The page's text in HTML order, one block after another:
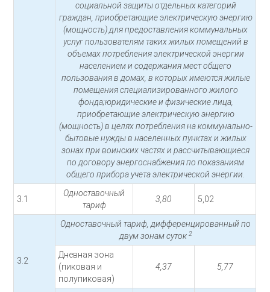
социальной защиты отдельных категорий
граждан, приобретающие электрическую энергию
(мощность) для предоставления коммунальных
услуг пользователям таких жилых помещений в
объемах потребления электрической энергии
населением и содержания мест общего
пользования в домах, в которых имеются жилые
помещения специализированного жилого
фонда;юридические и физические лица,
приобретающие электрическую энергию
(мощность) в целях потребления на коммунально-
бытовые нужды в населенных пунктах и жилых
зонах при воинских частях и рассчитывающиеся
по договору энергоснабжения по показаниям
общего прибора учета электрической энергии.
3.1
Одноставочный
тариф
3,80 5,02
3.2
Одноставочный тариф, дифференцированный по
двум зонам суток 2
Дневная зона
(пиковая и
полупиковая)
4,37 5,77